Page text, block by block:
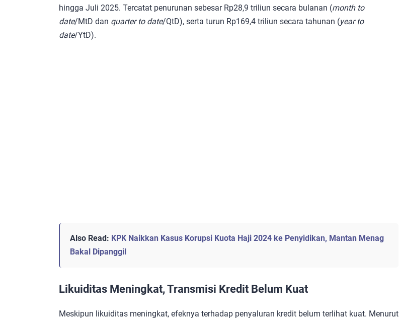
hingga Juli 2025. Tercatat penurunan sebesar Rp28,9 triliun secara bulanan (month to
date/MtD dan quarter to date/QtD), serta turun Rp169,4 triliun secara tahunan (year to
date/YtD).
Also Read: KPK Naikkan Kasus Korupsi Kuota Haji 2024 ke Penyidikan, Mantan Menag
Bakal Dipanggil
Likuiditas Meningkat, Transmisi Kredit Belum Kuat
Meskipun likuiditas meningkat, efeknya terhadap penyaluran kredit belum terlihat kuat. Menurut